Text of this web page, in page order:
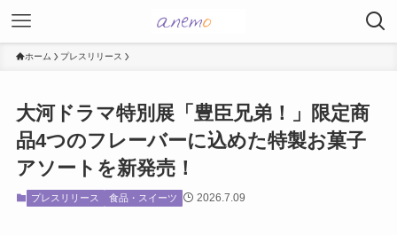
ホーム プレスリリース
大河ドラマ特別展「豊臣兄弟！」限定商
品4つのフレーバーに込めた特製お菓子
アソートを新発売！
プレスリリース 食品・スイーツ 2026.7.09